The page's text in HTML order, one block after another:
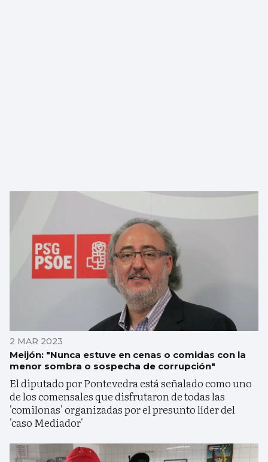
2 MAR 2023
Meijón: "Nunca estuve en cenas o comidas con la
menor sombra o sospecha de corrupción"
El diputado por Pontevedra está señalado como uno
de los comensales que disfrutaron de todas las
'comilonas' organizadas por el presunto líder del
'caso Mediador'